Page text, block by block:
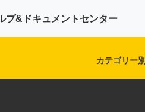
プ&ドキュメントセンター
カテゴリー別